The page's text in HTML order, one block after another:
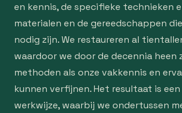
en kennis, de specifieke technieken
materialen en de gereedschappen
nodig zijn. We restaureren al
waardoor we door de decennia heen
methoden als onze vakkennis en
kunnen verfijnen. Het resultaat is
werkwijze, waarbij we ondertussen